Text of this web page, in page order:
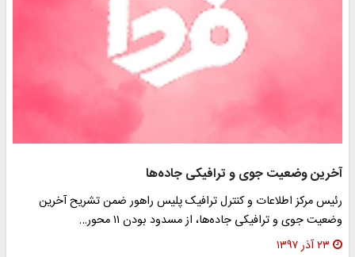
آخرین وضعیت جوی و ترافیکی جاده‌ها
رئیس مرکز اطلاعات و کنترل ترافیک پلیس راهور ضمن تشریح آخرین
وضعیت جوی و ترافیکی جاده‌ها، از مسدود بودن ۱۱ محور…
۲۳ آذر ۱۳۹۷